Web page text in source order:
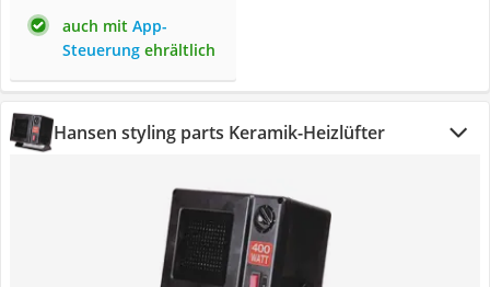
auch mit App-
Steuerung ehrältlich
Hansen styling parts Keramik-Heizlüfter